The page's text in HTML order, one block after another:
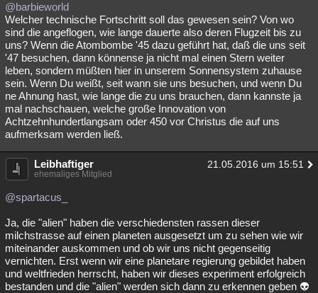
@barbieworld
Welcher technische Fortschritt soll das gewesen sein? Von wo
sind die angeflogen, wie lange dauerte also deren Flugzeit bis zu
uns? Wenn die Atombombe '45 dazu geführt hat, daß die uns seit
'47 besuchen, dann könnense ja nicht mal einen Stern weiter
leben, sondern müßten hier in unserem Sonnensystem zuhause
sein. Wenn Du weißt, seit wann sie uns besuchen, und wenn Du
ne Ahnung hast, wie lange die zu uns brauchen, dann kannste ja
mal nachschauen, welche große Innovation von
Achtzehnhundertlangsam oder 450 vor Christus die auf uns
aufmerksam werden ließ.
Leibhaftiger 21.05.2016 um 15:51
ehemaliges Mitglied
@spartacus_
Ja, die "alien" haben die verschiedensten rassen dieser
milchstrasse auf einen planeten ausgesetzt um zu sehen wie wir
miteinander auskommen und ob wir uns nicht gegenseitig
vernichten. Erst wenn wir eine planetare regierung gebildet haben
und weltfrieden herrscht, haben wir dieses experiment erfolgreich
bestanden und die "alien" werden sich dann zu erkennen geben 👽